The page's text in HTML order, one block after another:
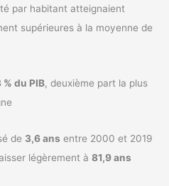
par habitant atteignaient
supérieures à la moyenne de
% du PIB, deuxième part la plus
de 3,6 ans entre 2000 et 2019
légèrement à81,9 ans